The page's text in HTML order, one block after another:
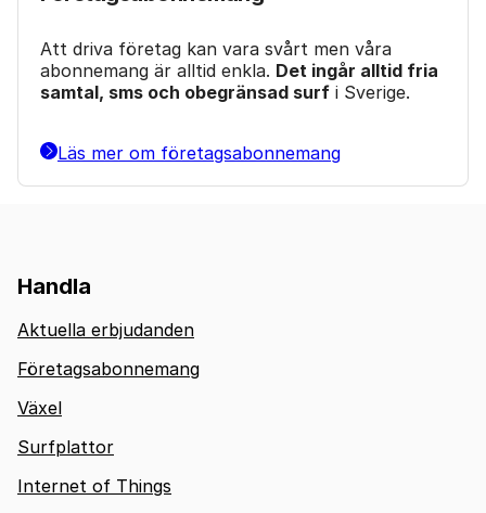
Att driva företag kan vara svårt men våra
abonnemang är alltid enkla. Det ingår alltid fria
samtal, sms och obegränsad surf i Sverige.
Läs mer om företagsabonnemang
Handla
Aktuella erbjudanden
Företagsabonnemang
Växel
Surfplattor
Internet of Things